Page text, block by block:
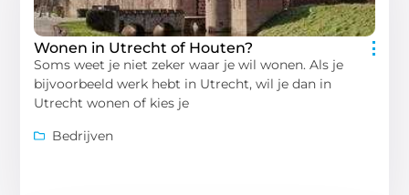
Wonen in Utrecht of Houten?
Soms weet je niet zeker waar je wil wonen. Als je
bijvoorbeeld werk hebt in Utrecht, wil je dan in
Utrecht wonen of kies je
Bedrijven